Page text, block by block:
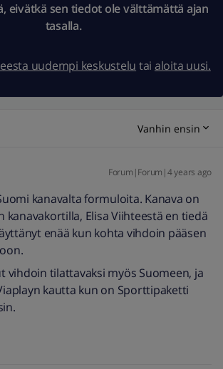
eivätkä sen tiedot ole välttämättä ajan
tasalla.
uudempi keskustelu tai aloita uusi.
Vanhin ensin
Forum|Forum|4 years ago
kanavalta formuloita. Kanava on
kanavakortilla, Elisa Viihteestä en tiedä
enää kun kohta vihdoin pääsen
vihdoin tilattavaksi myös Suomeen, ja
kautta kun on Sporttipaketti